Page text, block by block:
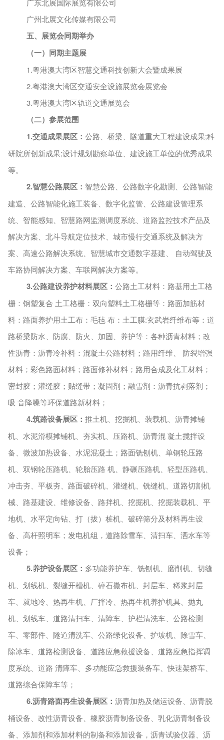
广东北展国际展览有限公司
广州北展文化传媒有限公司
五、 展览会同期举办
（一） 同期主题展
1.粤港澳大湾区智慧交通科技创新大会暨成果展
2.粤港澳大湾区交通安全设施展览会展览会
3.粤港澳大湾区轨道交通展览会
（二）参展范围
1.交通成果展区：公路、桥梁、隧道重大工程建设成果;科
研院所创新成果;设计规划勘察单位、建设施工单位的优秀成果
等。
2.智慧公路展区： 智慧公路、公路数字化勘测、公路智能
建造、公路智能化施工装备、数字化监管、公路建设管理系
统、智能感知、智慧路网监测调度系统、道路监控技术产品及
解决方案、北斗导航定位技术、城市慢行交通系统及解决方
案、高速公路解决系统、智慧城市交通数字基建、
自动驾驶及
车路协同解决方案、车联网解决方案等。
3.公路建设养护材料展区：公路土工材料：路基用土工格
栅：钢塑复合 土工格栅：双向塑料土工格栅等：路面加筋材
料：路面养护用土工布：毛毡 布：土工膜:玄武岩纤维布等：道
路桥梁防水、防腐、防火、加固、养护等：各种沥青材料；改
性沥青：沥青冷补料：混凝土公路材料；路用纤维、 防裂增强
材料；彩色路面材料；路面修补材料；路用合成及化工材料；
密封胶；灌缝胶；贴缝带；凝固剂；融雪剂：沥青抗剥落剂；
吸 音降噪等环保道路新材料；
4.筑路设备展区：推土机、挖掘机、装载机、沥青摊铺
机、水泥滑模摊铺机、夯实机、压路机、沥青混 凝土搅拌设
备、微波加热设备、水泥混凝土；路面铣刨机、单钢轮压路
机、双钢轮压路机、轮胎压路 机、静碾压路机、轻型压路机、
冲击夯、平板夯、路面破碎机、灌缝机、铣缝机、道路切割机
械、路基建设、维修设备、路拌机、挖掘机、挖掘装载机、平
地机、水平定向钻、打（拔）桩机、破碎筛分及材料再生设
备、高杆照明车；发电机组，道路除雪车、清扫车、洒水车等
设备；
5.养护设备展区： 多功能养护车、铣刨机、磨削机、切缝
机、划线机、裂缝开槽机、碎石撒布机、封层车、稀浆封层
车、就地冷、热再生机、厂拌冷、热再生机养护机具、抛丸
机、划线车、道路清扫车、清障车、护栏清洗车、公路检测
车、零部件、隧道清洗车、公路绿化设备、护坡机、除雪车、
除冰车、道路检测设备、道路应急救援设备、道路应急指挥调
度系统、道路 清障车、多功能应急救援装备车、快速架桥车、
道路综合保障车等；
6.沥青路面再生设备展区：沥青加热及储运设备、沥青脱
桶设备、改性沥青设备、橡胶沥青制备设备、乳化沥青制备设
备、添加剂和添加材料的制备和添加设备，沥青试验仪器、沥